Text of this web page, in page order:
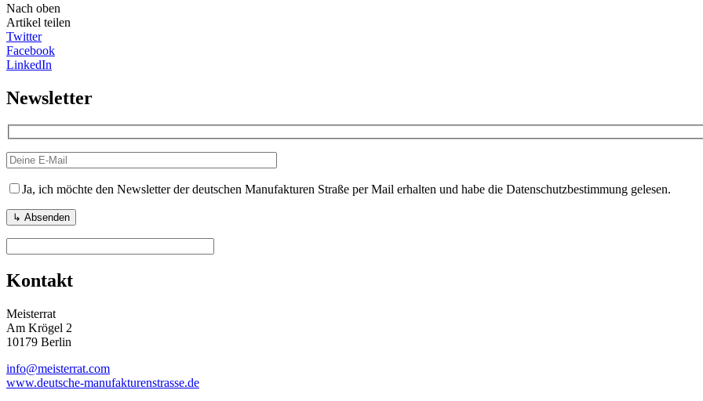
Nach oben
Artikel teilen
Twitter
Facebook
LinkedIn
Newsletter
Ja, ich möchte den Newsletter der deutschen Manufakturen Straße per Mail erhalten und habe die Datenschutzbestimmung gelesen.
Kontakt
Meisterrat
Am Krögel 2
10179 Berlin
info@meisterrat.com
www.deutsche-manufakturenstrasse.de